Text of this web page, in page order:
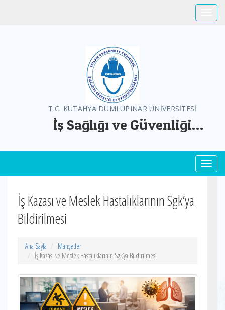
T.C. KÜTAHYA DUMLUPINAR ÜNİVERSİTESİ
İş Sağlığı ve Güvenliği
İş Kazası ve Meslek Hastalıklarının Sgk’ya
Bildirilmesi
Ana Sayfa
Manşetler
İş Kazası ve Meslek Hastalıklarının Sgk’ya Bildirilmesi